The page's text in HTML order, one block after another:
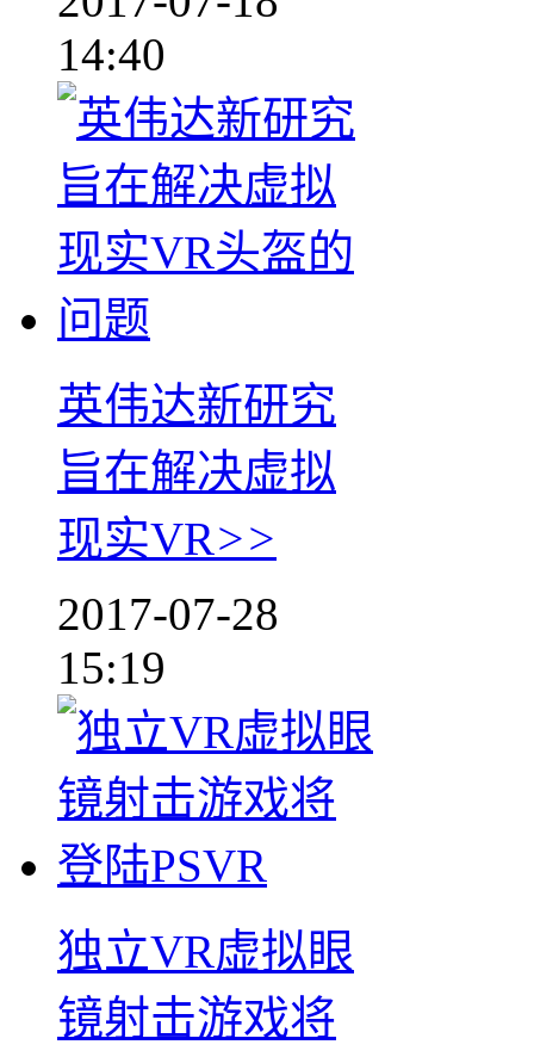
14:40
英伟达新研究
旨在解决虚拟
现实VR>>
2017-07-28
15:19
独立VR虚拟眼
镜射击游戏将